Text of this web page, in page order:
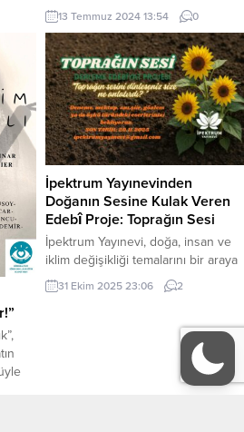
Gemisini anlatan ” Struma” kitabını
listeme almış ama okumamak için
de direniyordum . Biliyorum ki
insana yapılan (hatta tüm canlılara)
insanlık dışı tutum ve davranışlar
gerçekten canımı yakmakta
vicdanımı kanatmakta. Bu nedenle
kitabı belki uzun bir zaman
okumayacaktım. Ancak...
13 Temmuz 2024 13:54 0
İpektrum Yayınevinden
Doğanın Sesine Kulak Veren
Edebî Proje: Toprağın Sesi
İpektrum Yayınevi, doğa, insan ve
iklim değişikliği temalarını bir araya
getiren yeni derleme projesi
“Toprağın Sesi” ile edebiyat
adım atıyor. (Tanıtım Bülteninden)
Yazar Elif ipek Bilek tarafından
dünyasına çarpıcı bir proje ile adım
31 Ekim 2025 23:06 2